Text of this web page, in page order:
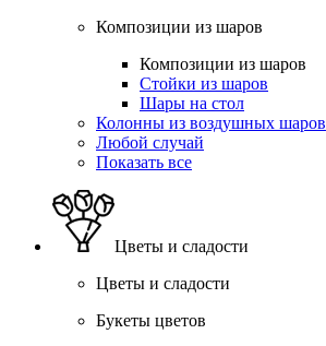
Композиции из шаров
Композиции из шаров
Стойки из шаров
Шары на стол
Колонны из воздушных шаров
Любой случай
Показать все
Цветы и сладости
Цветы и сладости
Букеты цветов